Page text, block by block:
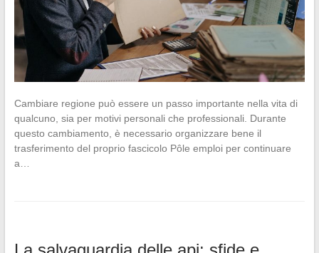
Cambiare regione può essere un passo importante nella vita di
qualcuno, sia per motivi personali che professionali. Durante
questo cambiamento, è necessario organizzare bene il
trasferimento del proprio fascicolo Pôle emploi per continuare
a…